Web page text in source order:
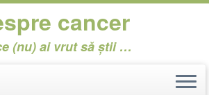
cancer
(nu) ai vrut să știi …